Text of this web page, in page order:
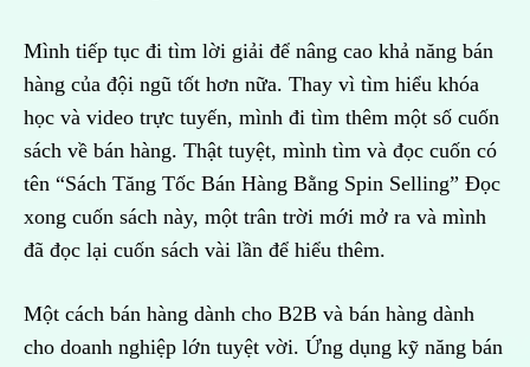
Mình tiếp tục đi tìm lời giải để nâng cao khả năng bán
hàng của đội ngũ tốt hơn nữa. Thay vì tìm hiểu khóa
học và video trực tuyến, mình đi tìm thêm một số cuốn
sách về bán hàng. Thật tuyệt, mình tìm và đọc cuốn có
tên “Sách Tăng Tốc Bán Hàng Bằng Spin Selling” Đọc
xong cuốn sách này, một trân trời mới mở ra và mình
đã đọc lại cuốn sách vài lần để hiểu thêm.
Một cách bán hàng dành cho B2B và bán hàng dành
cho doanh nghiệp lớn tuyệt vời. Ứng dụng kỹ năng bán